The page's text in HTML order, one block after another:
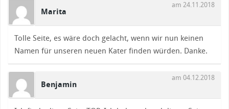
Marita
am 24.11.2018
Tolle Seite, es wäre doch gelacht, wenn wir nun keinen
Namen für unseren neuen Kater finden würden. Danke.
Benjamin
am 04.12.2018